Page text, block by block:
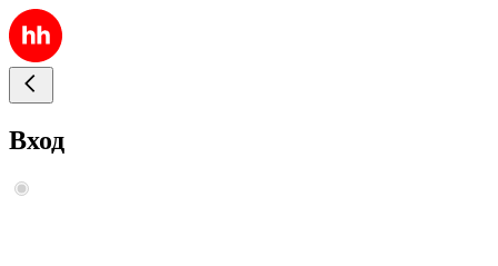
Вход